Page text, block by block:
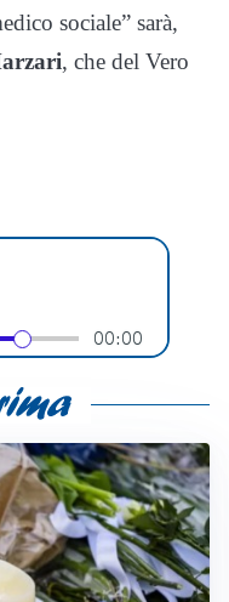
sociale” sarà,
, che del Vero